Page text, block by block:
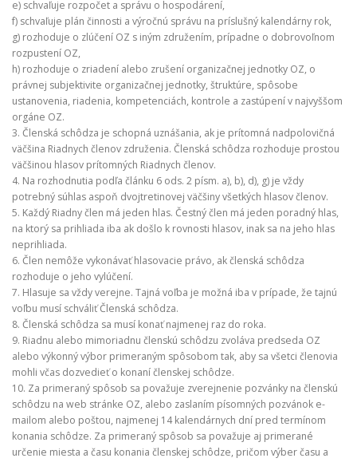
e) schvaľuje rozpočet a správu o hospodárení,
f) schvaľuje plán činnosti a výročnú správu na príslušný kalendárny rok,
g) rozhoduje o zlúčení OZ s iným združením, prípadne o dobrovoľnom
rozpustení OZ,
h) rozhoduje o zriadení alebo zrušení organizačnej jednotky OZ, o
právnej subjektivite organizačnej jednotky, štruktúre, spôsobe
ustanovenia, riadenia, kompetenciách, kontrole a zastúpení v najvyššom
orgáne OZ.
3. Členská schôdza je schopná uznášania, ak je prítomná nadpolovičná
väčšina Riadnych členov združenia. Členská schôdza rozhoduje prostou
väčšinou hlasov prítomných Riadnych členov.
4. Na rozhodnutia podľa článku 6 ods. 2 písm. a), b), d), g) je vždy
potrebný súhlas aspoň dvojtretinovej väčšiny všetkých hlasov členov.
5. Každý Riadny člen má jeden hlas. Čestný člen má jeden poradný hlas,
na ktorý sa prihliada iba ak došlo k rovnosti hlasov, inak sa na jeho hlas
neprihliada.
6. Člen nemôže vykonávať hlasovacie právo, ak členská schôdza
rozhoduje o jeho vylúčení.
7. Hlasuje sa vždy verejne. Tajná voľba je možná iba v prípade, že tajnú
voľbu musí schváliť Členská schôdza.
8. Členská schôdza sa musí konať najmenej raz do roka.
9. Riadnu alebo mimoriadnu členskú schôdzu zvoláva predseda OZ
alebo výkonný výbor primeraným spôsobom tak, aby sa všetci členovia
mohli včas dozvedieť o konaní členskej schôdze.
10. Za primeraný spôsob sa považuje zverejnenie pozvánky na členskú
schôdzu na web stránke OZ, alebo zaslaním písomných pozvánok e-
mailom alebo poštou, najmenej 14 kalendárnych dní pred termínom
konania schôdze. Za primeraný spôsob sa považuje aj primerané
určenie miesta a času konania členskej schôdze, pričom výber času a